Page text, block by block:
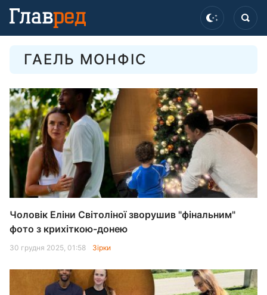
ГАЕЛЬ МОНФІС
Чоловік Еліни Світоліної зворушив "фінальним"
фото з крихіткою-донею
30 грудня 2025, 01:58 Зірки